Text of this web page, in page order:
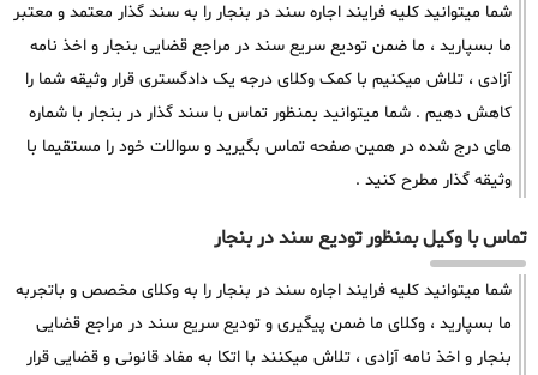
شما میتوانید کلیه فرایند اجاره سند در بنجار را به سند گذار معتمد و معتبر
ما بسپارید ، ما ضمن تودیع سریع سند در مراجع قضایی بنجار و اخذ نامه
آزادی ، تلاش میکنیم با کمک وکلای درجه یک دادگستری قرار وثیقه شما را
کاهش دهیم . شما میتوانید بمنظور تماس با سند گذار در بنجار با شماره
های درج شده در همین صفحه تماس بگیرید و سوالات خود را مستقیما با
وثیقه گذار مطرح کنید .
تماس با وکیل بمنظور تودیع سند در بنجار
شما میتوانید کلیه فرایند اجاره سند در بنجار را به وکلای مخصص و باتجربه
ما بسپارید ، وکلای ما ضمن پیگیری و تودیع سریع سند در مراجع قضایی
بنجار و اخذ نامه آزادی ، تلاش میکنند با اتکا به مفاد قانونی و قضایی قرار